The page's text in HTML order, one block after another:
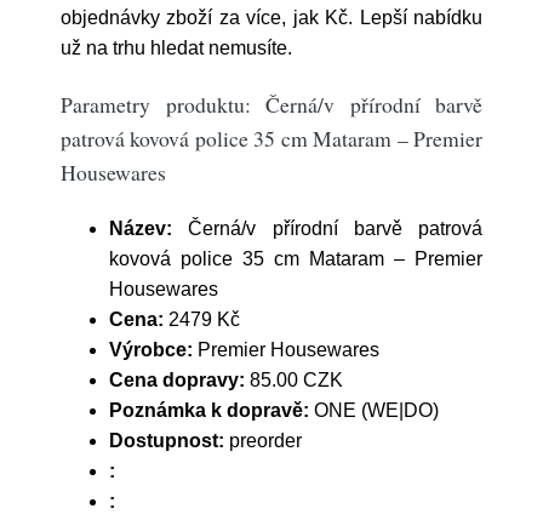
objednávky zboží za více, jak Kč. Lepší nabídku
už na trhu hledat nemusíte.
Parametry produktu: Černá/v přírodní barvě
patrová kovová police 35 cm Mataram – Premier
Housewares
Název: Černá/v přírodní barvě patrová
kovová police 35 cm Mataram – Premier
Housewares
Cena: 2479 Kč
Výrobce: Premier Housewares
Cena dopravy: 85.00 CZK
Poznámka k dopravě: ONE (WE|DO)
Dostupnost: preorder
:
: